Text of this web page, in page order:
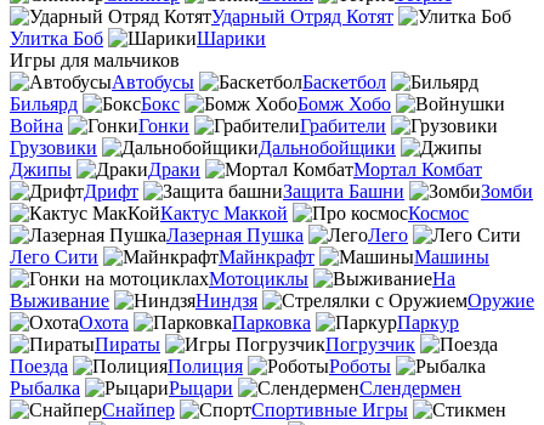
Ударный Отряд Котят
Улитка Боб
Шарики
Игры для мальчиков
Автобусы
Баскетбол
Бильярд
Бокс
Бомж Хобо
Война
Гонки
Грабители
Грузовики
Дальнобойщики
Джипы
Драки
Мортал Комбат
Дрифт
Защита Башни
Зомби
Кактус Маккой
Космос
Лазерная Пушка
Лего
Лего Сити
Майнкрафт
Машины
Мотоциклы
На
Выживание
Ниндзя
Оружие
Охота
Парковка
Паркур
Пираты
Погрузчик
Поезда
Полиция
Роботы
Рыбалка
Рыцари
Слендермен
Снайпер
Спортивные Игры